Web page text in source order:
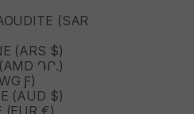
(SAR
(ARS $)
ԴՐ.)
Ƒ)
(AUD $)